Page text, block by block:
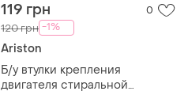
119 грн 0
120 грн -1%
Ariston
Б/у втулки крепления
двигателя стиральной